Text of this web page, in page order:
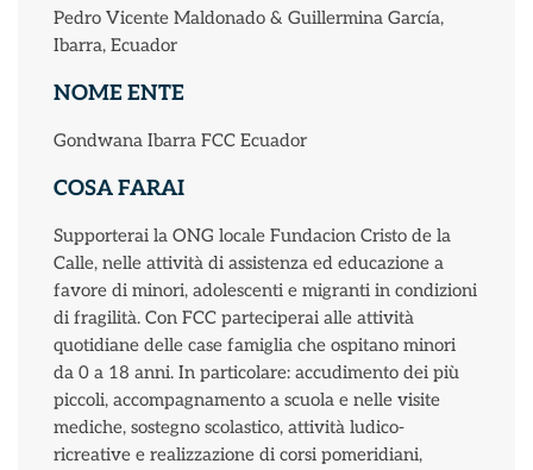
Pedro Vicente Maldonado & Guillermina García,
Ibarra, Ecuador
NOME ENTE
Gondwana Ibarra FCC Ecuador
COSA FARAI
Supporterai la ONG locale Fundacion Cristo de la
Calle, nelle attività di assistenza ed educazione a
favore di minori, adolescenti e migranti in condizioni
di fragilità. Con FCC parteciperai alle attività
quotidiane delle case famiglia che ospitano minori
da 0 a 18 anni. In particolare: accudimento dei più
piccoli, accompagnamento a scuola e nelle visite
mediche, sostegno scolastico, attività ludico-
ricreative e realizzazione di corsi pomeridiani,